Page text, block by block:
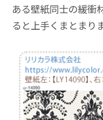
ある壁紙同士の緩衝
ると上手くまとまり